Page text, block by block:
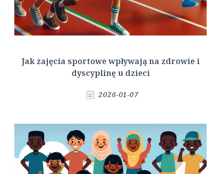
Jak zajęcia sportowe wpływają na zdrowie i
dyscyplinę u dzieci
2026-01-07